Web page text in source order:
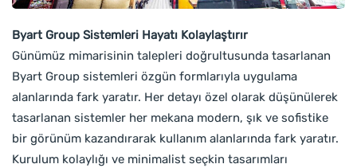
Byart Group Sistemleri Hayatı Kolaylaştırır
Günümüz mimarisinin talepleri doğrultusunda tasarlanan
Byart Group sistemleri özgün formlarıyla uygulama
alanlarında fark yaratır. Her detayı özel olarak düşünülerek
tasarlanan sistemler her mekana modern, şık ve sofistike
bir görünüm kazandırarak kullanım alanlarında fark yaratır.
Kurulum kolaylığı ve minimalist seçkin tasarımları